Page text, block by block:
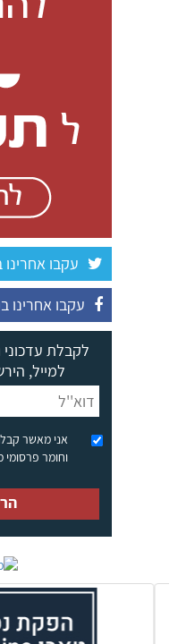
עקבו אחרינו
עקבו אחרינו
לקבלת
למייל,
אני מאשר
וחומר